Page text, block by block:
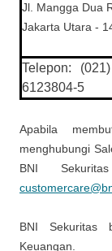
Jl. Mangga Dua
Jakarta Utara -
Telepon:
6123804-5
Apabila
menghubungi
BNI
BNI Sekuritas
Keuangan.